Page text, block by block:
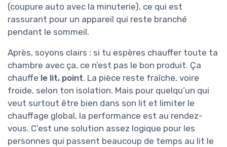
(coupure auto avec la minuterie), ce qui est
rassurant pour un appareil qui reste branché
pendant le sommeil.
Après, soyons clairs : si tu espères chauffer toute ta
chambre avec ça, ce n’est pas le bon produit. Ça
chauffe le lit, point. La pièce reste fraîche, voire
froide, selon ton isolation. Mais pour quelqu’un qui
veut surtout être bien dans son lit et limiter le
chauffage global, la performance est au rendez-
vous. C’est une solution assez logique pour les
personnes qui passent beaucoup de temps au lit le